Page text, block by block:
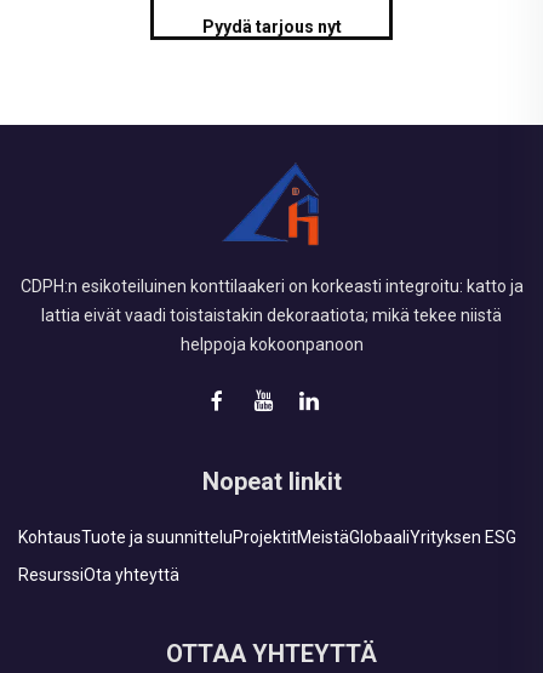
Pyydä tarjous nyt
CDPH:n esikoteiluinen konttilaakeri on korkeasti integroitu: katto ja
lattia eivät vaadi toistaistakin dekoraatiota; mikä tekee niistä
helppoja kokoonpanoon
Nopeat linkit
KohtausTuote ja suunnitteluProjektitMeistäGlobaaliYrityksen ESG
ResurssiOta yhteyttä
OTTAA YHTEYTTÄ